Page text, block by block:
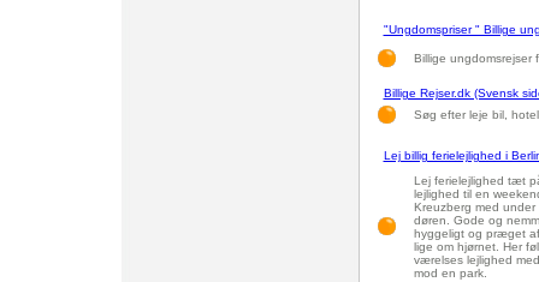
"Ungdomspriser " Billige
Billige ungdomsrejser
Billige Rejser.dk (Svensk
Søg efter leje bil,
Lej billig ferielejlighed i
Lej ferielejlighed tæt
lejlighed til en
Kreuzberg med
døren. Gode og
hyggeligt og præget
lige om hjørnet. Her
værelses lejlighed
mod en park.